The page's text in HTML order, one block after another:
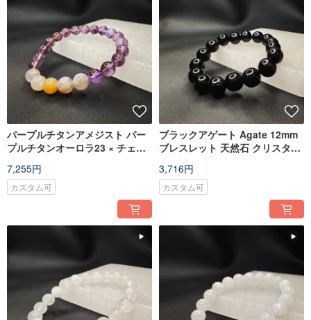
パープルチタンアメジスト パー
プルチタンオーロラ23 × チェリ
石 ブレスレット
7,255円
カスタム可
ブラックアゲート Agate 12mm
ブレスレット 天然石 クリスタル
3,716円
カスタム可